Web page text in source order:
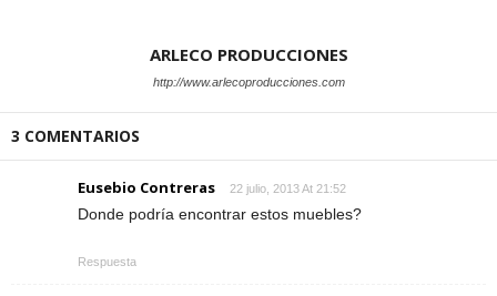
ARLECO PRODUCCIONES
http://www.arlecoproducciones.com
3 COMENTARIOS
Eusebio Contreras 22 julio, 2013 At 21:52
Donde podría encontrar estos muebles?
Respuesta